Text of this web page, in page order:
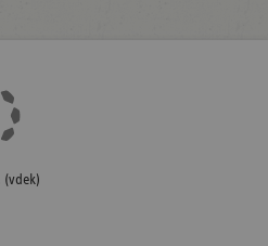
(vdek)